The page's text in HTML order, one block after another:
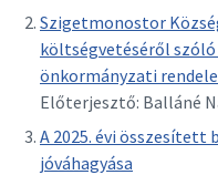
Szigetmonostor
költségvetéséről szóló
önkormányzati
Előterjesztő: Balláné
A 2025. évi
jóváhagyása